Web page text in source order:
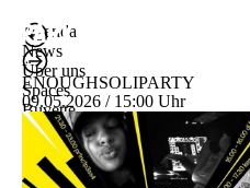
Agenda
News
Über uns
Spaces
Buvette
DE
ENG
ENOUGHSOLIPARTY
09.05.2026 / 15:00 Uhr